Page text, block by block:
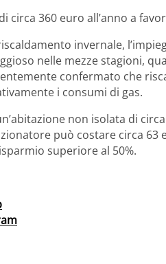
circa 360 euro all’anno a
invernale,
nelle mezze stagioni,
confermato che
i consumi di gas.
non isolata di
può costare circa 63
superiore al 50%.